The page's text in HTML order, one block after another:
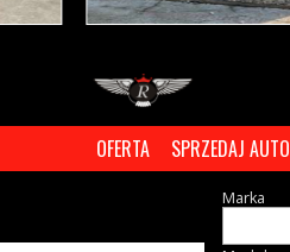
OFERTA SPRZEDAJ AUTO
Marka